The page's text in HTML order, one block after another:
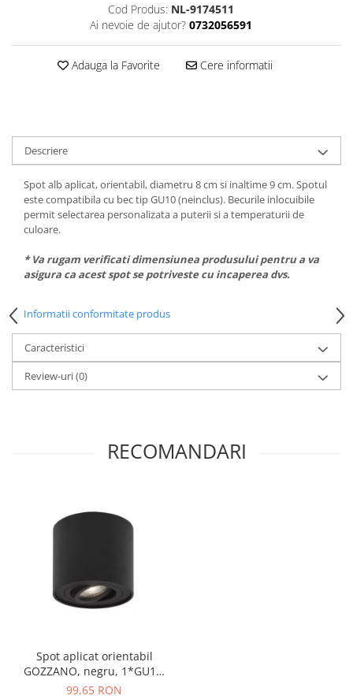
Cod Produs: NL-9174511
Ai nevoie de ajutor? 0732056591
Adauga la Favorite Cere informatii
Descriere
Spot alb aplicat, orientabil, diametru 8 cm si inaltime 9 cm. Spotul
este compatibila cu bec tip GU10 (neinclus). Becurile inlocuibile
permit selectarea personalizata a puterii si a temperaturii de
culoare.
* Va rugam verificati dimensiunea produsului pentru a va
asigura ca acest spot se potriveste cu incaperea dvs.
Informatii conformitate produs
Caracteristici
Review-uri(0)
RECOMANDARI
Spot aplicat orientabil
GOZZANO, negru, 1*GU10,
diametru 8 cm - NOVA LUCE
99,65 RON